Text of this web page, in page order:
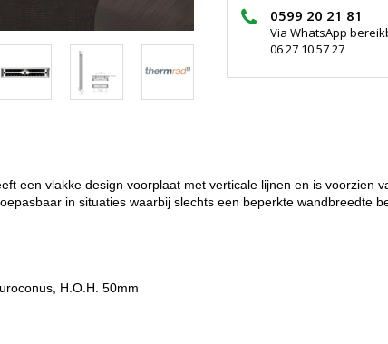
0599 20 21 81
Via WhatsApp
06 27 10 57 27
een vlakke design voorplaat met verticale lijnen en is voorzien
in situaties waarbij slechts een beperkte wandbreedte
H.O.H. 50mm